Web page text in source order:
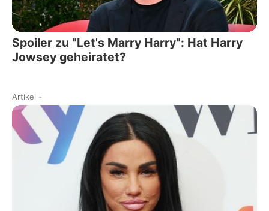
Spoiler zu "Let's Marry Harry": Hat Harry
Jowsey geheiratet?
Artikel -